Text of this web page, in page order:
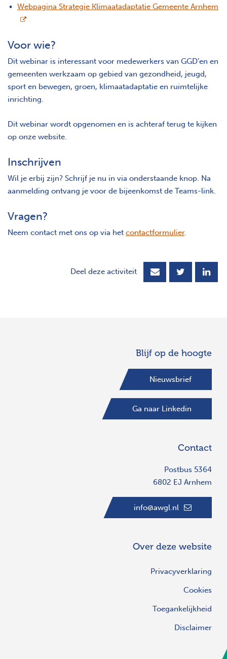
Webpagina Strategie Klimaatadaptatie Gemeente Arnhem
Voor wie?
Dit webinar is interessant voor medewerkers van GGD’en en
gemeenten werkzaam op gebied van gezondheid, jeugd,
sport en bewegen, groen, klimaatadaptatie en ruimtelijke
inrichting.
Dit webinar wordt opgenomen en is achteraf terug te kijken
op onze website.
Inschrijven
Wil je erbij zijn? Schrijf je nu in via onderstaande knop. Na
aanmelding ontvang je voor de bijeenkomst de Teams-link.
Vragen?
Neem contact met ons op via het contactformulier.
Deel deze activiteit
Blijf op de hoogte
Nieuwsbrief
Ga naar Linkedin
Contact
Postbus 5364
6802 EJ Arnhem
info@awgl.nl
Over deze website
Privacyverklaring
Cookies
Toegankelijkheid
Disclaimer